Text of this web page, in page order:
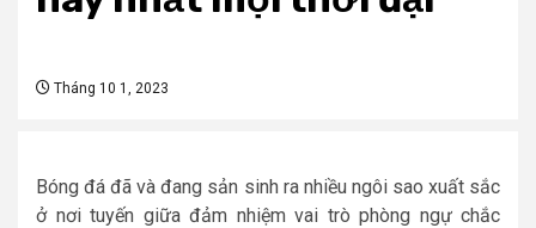
Tháng 10 1, 2023
Bóng đá đã và đang sản sinh ra nhiều ngôi sao xuất sắc
ở nơi tuyến giữa đảm nhiệm vai trò phòng ngự chắc